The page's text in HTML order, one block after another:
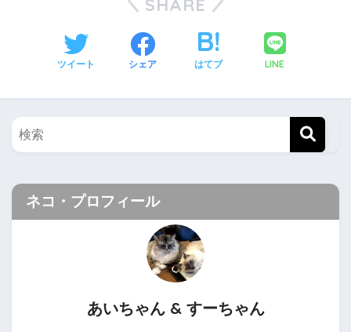
SHARE
ツイート シェア はてブ LINE
ネコ・プロフィール
あいちゃん & すーちゃん